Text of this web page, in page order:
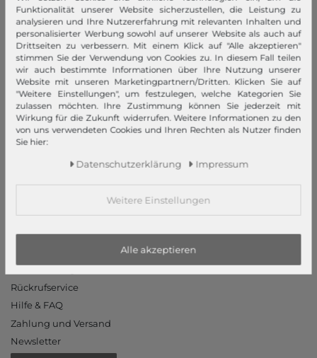
Impressum
AGB
Widerrufsrecht
Datenschutzerklärung
Datenschutzeinstellungen
Barrierefreiheitserklärung
Jobs
Unsere Stores
Mein Konto
Login
Rücksendung
Rückrufservice
Hilfe & FAQ
Zahlung und Versand
Newsletter
Funktionalität unserer Website sicherzustellen, die Leistung zu
analysieren und Ihre Nutzererfahrung mit relevanten Inhalten und
personalisierter Werbung sowohl auf unserer Website als auch auf
Drittseiten zu verbessern. Mit einem Klick auf "Alle akzeptieren"
stimmen Sie der Verwendung von Cookies zu. In diesem Fall teilen
wir auch bestimmte Informationen über Ihre Nutzung unserer
Website mit unseren Marketingpartnern/Dritten. Klicken Sie auf
"Weitere Einstellungen", um festzulegen, welche Kategorien Sie
zulassen möchten. Ihre Zustimmung können Sie jederzeit mit
Wirkung für die Zukunft widerrufen. Weitere Informationen zu den
von uns verwendeten Cookies und Ihren Rechten als Nutzer finden
Sie hier:
Daten­schutz­erklärung Impressum
Weitere Einstellungen
Alle akzeptieren